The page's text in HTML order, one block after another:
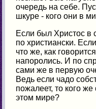
очередь на себе.
шкуре - кого они в
Если был Христос в
по христиански.
что же, как
напоролись. И по
сами же в первую
Ведь если чадо
пожалеет, то кого
этом мире?